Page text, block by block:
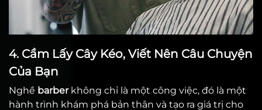
4. Cầm Lấy Cây Kéo, Viết Nên Câu Chuyện
Của Bạn
Nghề barberkhông chỉ là một công việc, đó là một
hành trình khám phá bản thân và tạo ra giá trị cho